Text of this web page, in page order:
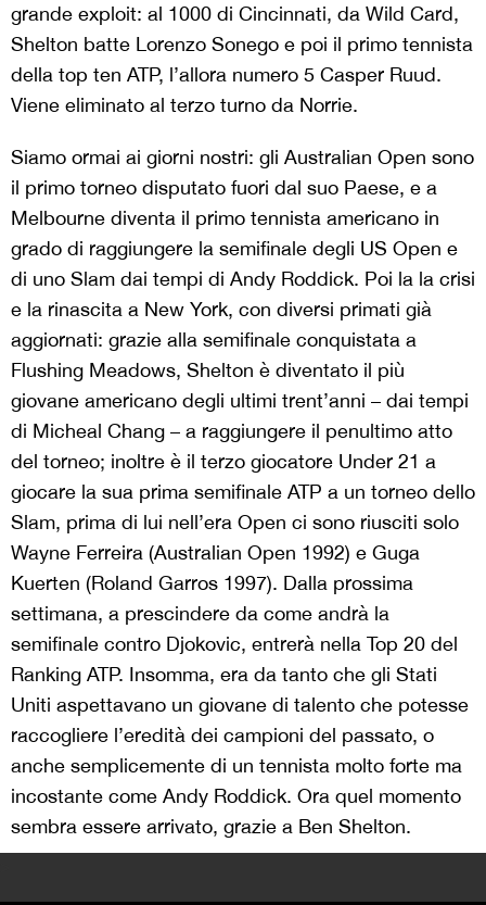
grande exploit: al 1000 di Cincinnati, da Wild Card,
Shelton batte Lorenzo Sonego e poi il primo tennista
della top ten ATP, l’allora numero 5 Casper Ruud.
Viene eliminato al terzo turno da Norrie.
Siamo ormai ai giorni nostri: gli Australian Open sono
il primo torneo disputato fuori dal suo Paese, e a
Melbourne diventa il primo tennista americano in
grado di raggiungere la semifinale degli US Open e
di uno Slam dai tempi di Andy Roddick. Poi la la crisi
e la rinascita a New York, con diversi primati già
aggiornati: grazie alla semifinale conquistata a
Flushing Meadows, Shelton è diventato il più
giovane americano degli ultimi trent’anni – dai tempi
di Micheal Chang – a raggiungere il penultimo atto
del torneo; inoltre è il terzo giocatore Under 21 a
giocare la sua prima semifinale ATP a un torneo dello
Slam, prima di lui nell’era Open ci sono riusciti solo
Wayne Ferreira (Australian Open 1992) e Guga
Kuerten (Roland Garros 1997). Dalla prossima
settimana, a prescindere da come andrà la
semifinale contro Djokovic, entrerà nella Top 20 del
Ranking ATP. Insomma, era da tanto che gli Stati
Uniti aspettavano un giovane di talento che potesse
raccogliere l’eredità dei campioni del passato, o
anche semplicemente di un tennista molto forte ma
incostante come Andy Roddick. Ora quel momento
sembra essere arrivato, grazie a Ben Shelton.